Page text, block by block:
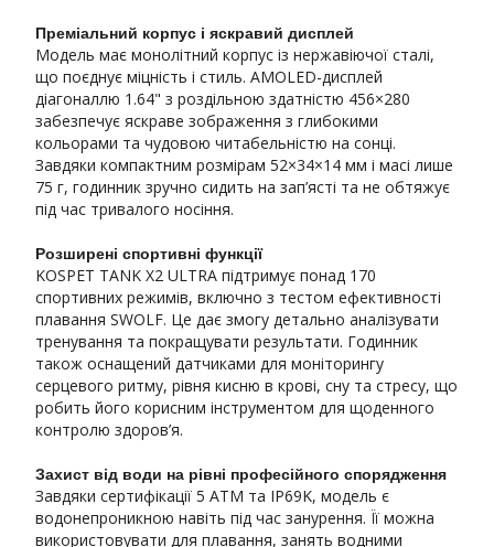
Преміальний корпус і яскравий дисплей
Модель має монолітний корпус із нержавіючої сталі,
що поєднує міцність і стиль. AMOLED-дисплей
діагоналлю 1.64" з роздільною здатністю 456×280
забезпечує яскраве зображення з глибокими
кольорами та чудовою читабельністю на сонці.
Завдяки компактним розмірам 52×34×14 мм і масі лише
75 г, годинник зручно сидить на зап’ясті та не обтяжує
під час тривалого носіння.
Розширені спортивні функції
KOSPET TANK X2 ULTRA підтримує понад 170
спортивних режимів, включно з тестом ефективності
плавання SWOLF. Це дає змогу детально аналізувати
тренування та покращувати результати. Годинник
також оснащений датчиками для моніторингу
серцевого ритму, рівня кисню в крові, сну та стресу, що
робить його корисним інструментом для щоденного
контролю здоров’я.
Захист від води на рівні професійного спорядження
Завдяки сертифікації 5 ATM та IP69K, модель є
водонепроникною навіть під час занурення. Її можна
використовувати для плавання, занять водними